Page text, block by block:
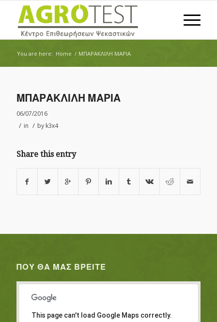
You are here: Home / ΜΠΑΡΑΚΛΙΛΗ ΜΑΡΙΑ
ΜΠΑΡΑΚΛΙΛΗ ΜΑΡΙΑ
06/07/2016
/ in / by k3x4
Share this entry
ΠΟΥ ΘΑ ΜΑΣ ΒΡΕΊΤΕ
This page can't load Google Maps correctly.